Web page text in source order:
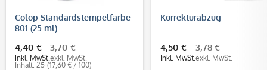
Colop Standardstempelfarbe
801 (25 ml)
4,40 €
inkl. MwSt.
3,70 €
exkl. MwSt.
Inhalt: 25 (17,60 € / 100)
Korrekturabzug
4,50 €
inkl. MwSt.
3,78 €
exkl. MwSt.